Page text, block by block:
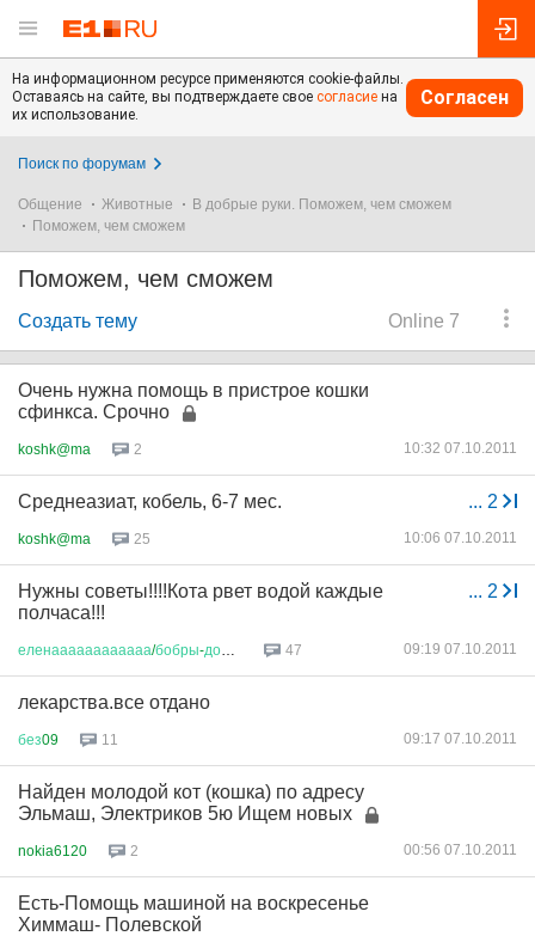
На информационном ресурсе применяются cookie-файлы.
Оставаясь на сайте, вы подтверждаете свое согласие на
их использование.
Согласен
Поиск по форумам
Общение Животные
В добрые руки. Поможем, чем сможем
Поможем, чем сможем
Поможем, чем сможем
Online 7
Создать тему
Очень нужна помощь в пристрое кошки
сфинкса. Срочно
koshk@ma 2 10:32 07.10.2011
... 2
Среднеазиат, кобель, 6-7 мес.
koshk@ma 25 10:06 07.10.2011
... 2
Нужны советы!!!!Кота рвет водой каждые
полчаса!!!
еленаааааааааааа/бобры-добры 47 09:19 07.10.2011
лекарства.все отдано
без09 11 09:17 07.10.2011
Найден молодой кот (кошка) по адресу
Эльмаш, Электриков 5ю Ищем новых
nokia6120 2 00:56 07.10.2011
Есть-Помощь машиной на воскресенье
Химмаш- Полевской